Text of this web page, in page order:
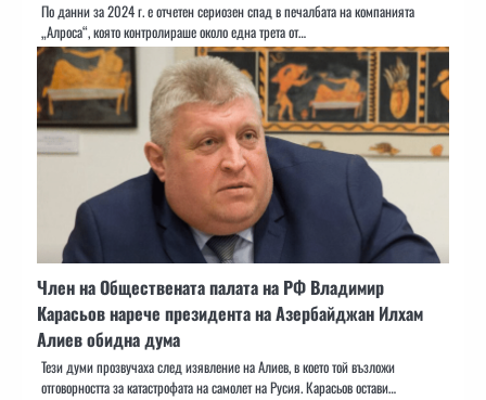
По данни за 2024 г. е отчетен сериозен спад в печалбата на компанията
„Алроса“, която контролираше около една трета от…
Член на Обществената палата на РФ Владимир
Карасьов нарече президента на Азербайджан Илхам
Алиев обидна дума
Тези думи прозвучаха след изявление на Алиев, в което той възложи
отговорността за катастрофата на самолет на Русия. Карасьов остави…